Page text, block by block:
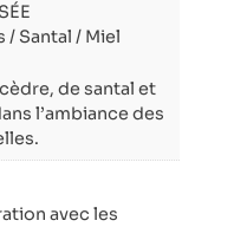
/ Santal / Miel
de santal et
l’ambiance des
avec les